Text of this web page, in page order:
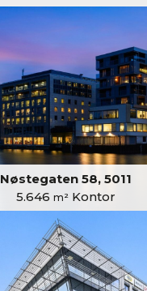
Nøstegaten 58, 5011
5.646 m²Kontor